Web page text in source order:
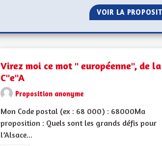
VOIR LA
Virez moi ce mot " européenne", de la
C"e"A
Proposition anonyme
Mon Code postal (ex : 68 000) : 68000Ma
proposition : Quels sont les grands défis pour
l’Alsace...